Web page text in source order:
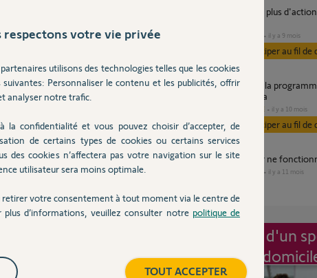
les unes sur les
l'agenda, et
il y a 9 mois
Participer au fil de
Tahoma ne joue pas la programmation
complete de l'agenda
DOMOTIQUE il y a 10 mois
Participer au fil de
agenda et calendrier ne
il y a 11 mois
Intervention d'un
à mon
respectons votre vie privée
utilisons des technologies telles que les cookies
Personnaliser le contenu et les publicités, offrir
analyser notre trafic.
la confidentialité et vous pouvez choisir d’accepter, de
de certains types de cookies ou certains services
des cookies n’affectera pas votre navigation sur le site
utilisateur sera moins optimale.
retirer votre consentement à tout moment via le centre de
plus d’informations, veuillez consulter notre politique de
TOUT ACCEPTER